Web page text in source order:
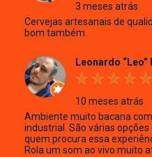
3 meses atrás
Cervejas artesanais de
bom também.
Leonardo “Leo”
10 meses atrás
Ambiente muito bacana
industrial. São várias
quem procura essa
Rola um som ao vivo muito